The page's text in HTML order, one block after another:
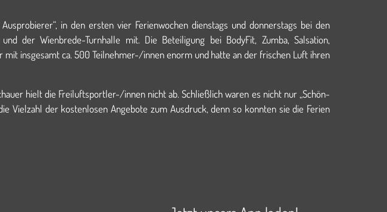
in den ersten vier Ferienwochen dienstags und donnerstags bei den
der Wienbrede-Turnhalle mit. Die Beteiligung bei BodyFit, Zumba, Salsation,
mit insgesamt ca. 500 Teilnehmer-/innen enorm und hatte an der frischen Luft ihren
hielt die Freiluftsportler-/innen nicht ab. Schließlich waren es nicht nur „Schön-
Vielzahl der kostenlosen Angebote zum Ausdruck, denn so konnten sie die Ferien